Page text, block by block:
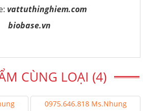
vattuthinghiem.com
biobase.vn
CÙNG LOẠI (4)
0975.646.818 Ms.Nhung